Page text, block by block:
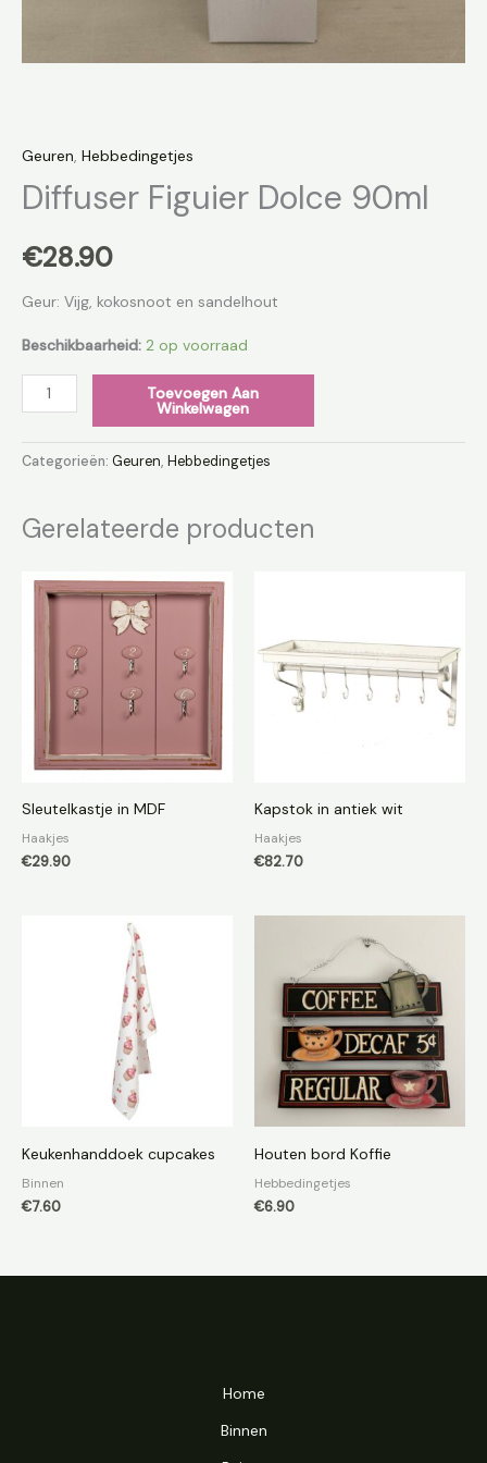
Geuren, Hebbedingetjes
Diffuser Figuier Dolce 90ml
€28.90
Geur: Vijg, kokosnoot en sandelhout
Beschikbaarheid: 2 op voorraad
Toevoegen Aan
Winkelwagen
Categorieën: Geuren, Hebbedingetjes
Gerelateerde producten
Sleutelkastje in MDF
Haakjes
€29.90
Kapstok in antiek wit
Haakjes
€82.70
Keukenhanddoek cupcakes
Binnen
€7.60
Houten bord Koffie
Hebbedingetjes
€6.90
Home
Binnen